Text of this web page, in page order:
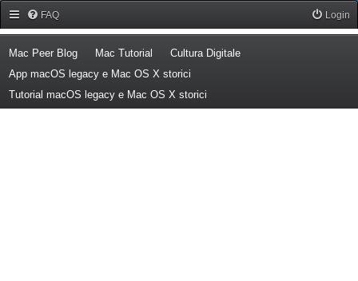
FAQ Login
Mac Peer Blog(Opens a new tab)
Mac Tutorial (Opens a new tab)
Cultura Digitale(Opens a new tab)
App macOS legacy e Mac OS X storici
Tutorial macOS legacy e Mac OS X storici